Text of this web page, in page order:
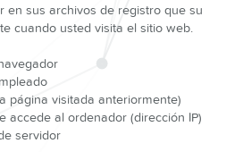
en sus archivos de registro que su
cuando usted visita el sitio web.
página visitada anteriormente)
accede al ordenador (dirección IP)
servidor